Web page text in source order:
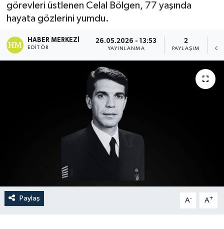
görevleri üstlenen Celal Bölgen, 77 yaşında
hayata gözlerini yumdu.
HABER MERKEZI
EDITÖR
26.05.2026 - 13:53
YAYINLANMA
2
PAYLAŞIM
Paylaş A- A+